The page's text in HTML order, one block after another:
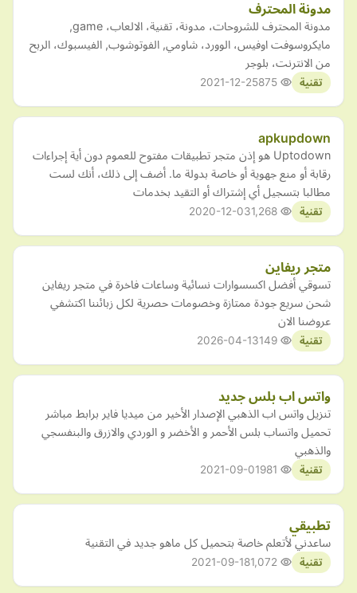
مدونة المحترف
مدونة المحترف للشروحات، مدونة، تقنية، الالعاب، game,
مايكروسوفت اوفيس، الوورد، شاومي, الفوتوشوب, الفيسبوك، الربح
من الانترنت، بلوجر
تقنية 2021-12-25
apkupdown
Uptodown هو إذن متجر تطبيقات مفتوح للعموم دون أية إجراءات
رقابة أو منع جهوية أو خاصة بدولة ما. أضف إلى ذلك، أنك لست
مطالبا بتسجيل أي إشتراك أو التقيد بخدمات
تقنية 2020-12-03
متجر ريفاين
تسوقي أفضل اكسسوارات نسائية وساعات فاخرة في متجر ريفاين
شحن سريع جودة ممتازة وخصومات حصرية لكل زبائننا اكتشفي
عروضنا الان
تقنية 2026-04-13
واتس اب بلس جديد
تنزيل واتس اب الذهبي الإصدار الأخير من ميديا فاير برابط مباشر
تحميل واتساب بلس الأحمر و الأخضر و الوردي والازرق والبنفسجي
والذهبي
تقنية 2021-09-01
تطبيقي
ساعدني لأتعلم خاصة بتحميل كل ماهو جديد في التقنية
تقنية 2021-09-18